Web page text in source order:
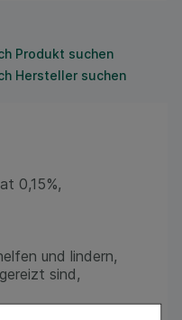
Produkt suchen
Hersteller suchen
0,15%,
und lindern,
sind,
- zum Beispiel